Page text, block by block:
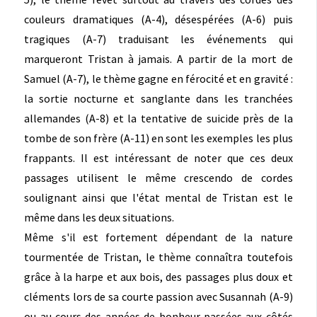
couleurs dramatiques (A-4), désespérées (A-6) puis
tragiques (A-7) traduisant les événements qui
marqueront Tristan à jamais. A partir de la mort de
Samuel (A-7), le thème gagne en férocité et en gravité :
la sortie nocturne et sanglante dans les tranchées
allemandes (A-8) et la tentative de suicide près de la
tombe de son frère (A-11) en sont les exemples les plus
frappants. Il est intéressant de noter que ces deux
passages utilisent le même crescendo de cordes
soulignant ainsi que l'état mental de Tristan est le
même dans les deux situations.
Même s'il est fortement dépendant de la nature
tourmentée de Tristan, le thème connaîtra toutefois
grâce à la harpe et aux bois, des passages plus doux et
cléments lors de sa courte passion avec Susannah (A-9)